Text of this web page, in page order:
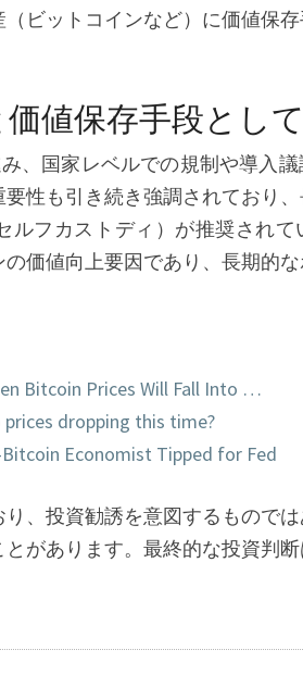
ビットコインなど）に価値保
値保存手段とし
、国家レベルでの規制や導入
性も引き続き強調されており
ルフカストディ）が推奨されて
価値向上要因であり、長期的
Bitcoin Prices Will Fall Into …
dropping this time?
Economist Tipped for Fed
、投資勧誘を意図するもので
があります。最終的な投資判